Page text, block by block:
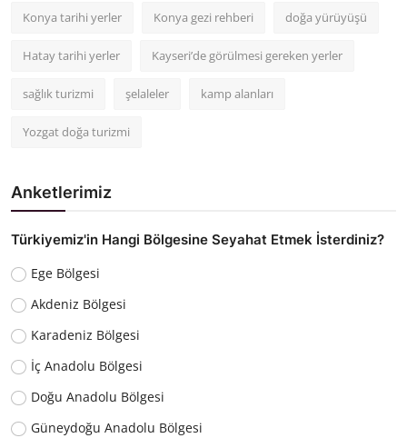
Konya tarihi yerler Konya gezi rehberi doğa yürüyüşü
Hatay tarihi yerler Kayseri’de görülmesi gereken yerler
sağlık turizmi şelaleler kamp alanları
Yozgat doğa turizmi
Anketlerimiz
Türkiyemiz'in Hangi Bölgesine Seyahat Etmek İsterdiniz?
Ege Bölgesi
Akdeniz Bölgesi
Karadeniz Bölgesi
İç Anadolu Bölgesi
Doğu Anadolu Bölgesi
Güneydoğu Anadolu Bölgesi